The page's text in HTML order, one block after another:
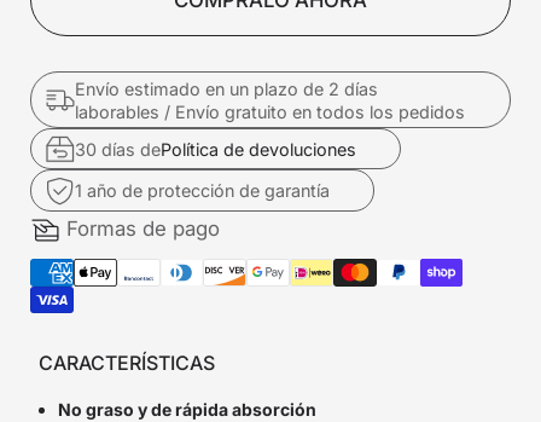
Envío estimado en un plazo de 2 días
laborables / Envío gratuito en todos los pedidos
30 días dePolítica de devoluciones
1 año de protección de garantía
Formas de pago
CARACTERÍSTICAS
No graso y de rápida absorción